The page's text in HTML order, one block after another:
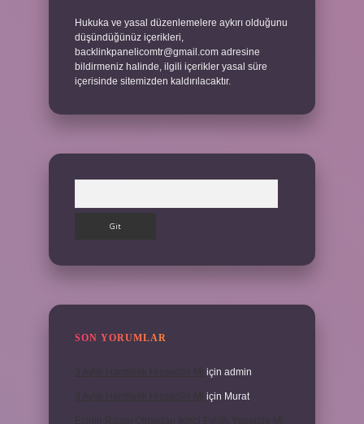
Hukuka ve yasal düzenlemelere aykırı olduğunu
düşündüğünüz içerikleri,
backlinkpanelicomtr@gmail.com adresine
bildirmeniz halinde, ilgili içerikler yasal süre
içerisinde sitemizden kaldırılacaktır.
SON YORUMLAR
için admin
için Murat